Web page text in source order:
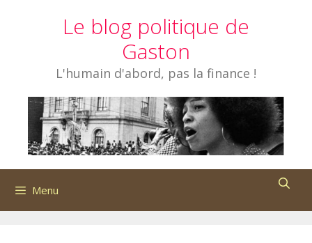
Le blog politique de
Gaston
L'humain d'abord, pas la finance !
Menu